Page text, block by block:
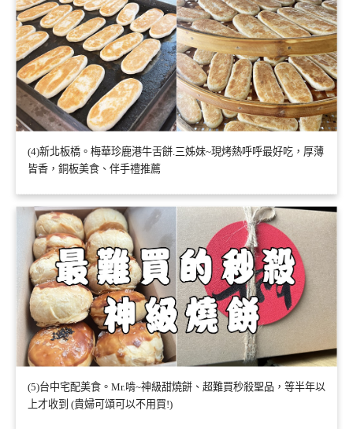
(4)新北板橋。梅華珍鹿港牛舌餅.三姊妹~現烤熱呼呼最好吃，厚薄
皆香，銅板美食、伴手禮推薦
(5)台中宅配美食。Mr.啃~神級甜燒餅、超難買秒殺聖品，等半年以
上才收到 (貴婦可頌可以不用買!)